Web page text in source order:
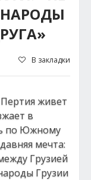
В закладки
живет
в
по Южному
мечта:
Грузией
Грузии